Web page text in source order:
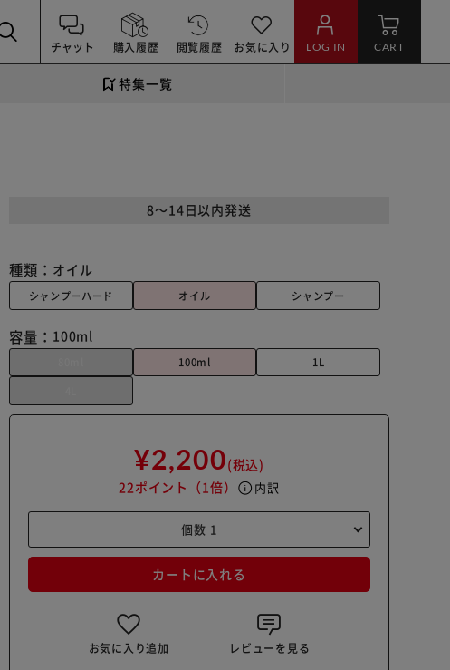
チャット 購入履歴 閲覧履歴 お気に入り LOG IN CART
特集一覧
8～14日以内発送
種類： オイル
シャンプーハード オイル シャンプー
容量： 100ml
100ml
1L
¥2,200(税込)
22ポイント （1倍） info 内訳
カートに入れる
お気に入り追加 レビューを見る